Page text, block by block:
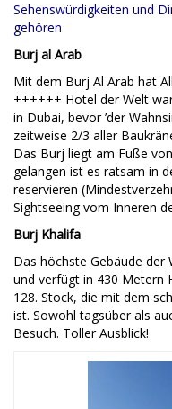
Sehenswürdigkeiten und
gehören
Burj al Arab
Mit dem Burj Al Arab hat
++++++ Hotel der Welt
in Dubai, bevor ’der
zeitweise 2/3 aller
Das Burj liegt am Fuße
gelangen ist es ratsam in
reservieren
Sightseeing vom Inneren
Burj Khalifa
Das höchste Gebäude der
und verfügt in 430 Metern
128. Stock, die mit dem
ist. Sowohl tagsüber als
Besuch. Toller Ausblick!